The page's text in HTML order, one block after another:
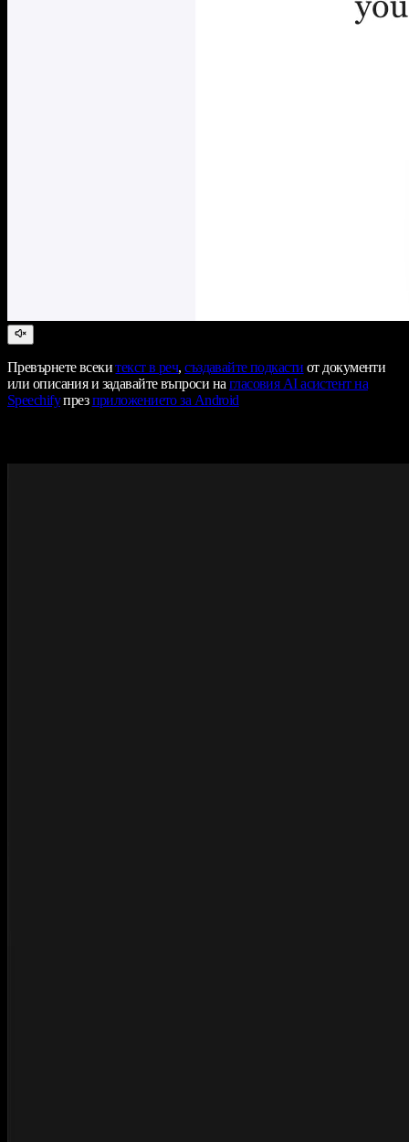
Превърнете всекитекст в реч,създавайте подкасти от документи
или описания и задавайте въпроси нагласовия AI асистент на
Speechifyпрезприложението за Android